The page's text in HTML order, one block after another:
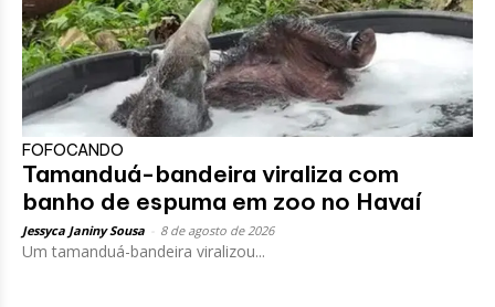
FOFOCANDO
Tamanduá-bandeira viraliza com
banho de espuma em zoo no Havaí
Jessyca Janiny Sousa 8 de agosto de 2026
Um tamanduá-bandeira viralizou...